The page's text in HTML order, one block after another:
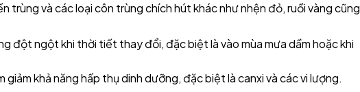
trùng và các loại côn trùng chích hút khác như nhện đỏ, ruồi vàng cũng
đột ngột khi thời tiết thay đổi, đặc biệt là vào mùa mưa dầm hoặc khi
khả năng hấp thụ dinh dưỡng, đặc biệt là canxi và các vi lượng.